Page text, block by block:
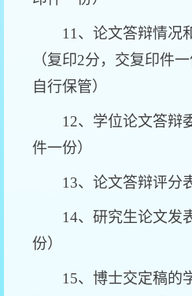
11、论文答辩情况
（复印2分，交复印件
自行保管）
12、学位论文答辩
件一份）
13、论文答辩评分
14、研究生论文发
份）
15、博士交定稿的